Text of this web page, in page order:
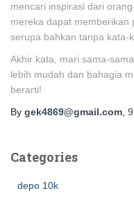
mencari inspirasi dari
mereka dapat memberikan
serupa bahkan tanpa kata-
Akhir kata, mari sama-
lebih mudah dan bahagia
berarti!
By gek4869@gmail.com
Categories
depo 10k